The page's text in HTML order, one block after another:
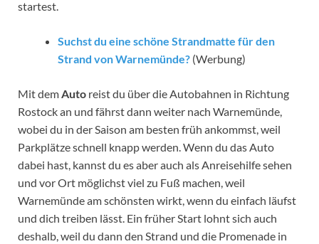
startest.
Suchst du eine schöne Strandmatte für den
Strand von Warnemünde? (Werbung)
Mit demAuto reist du über die Autobahnen in Richtung
Rostock an und fährst dann weiter nach Warnemünde,
wobei du in der Saison am besten früh ankommst, weil
Parkplätze schnell knapp werden. Wenn du das Auto
dabei hast, kannst du es aber auch als Anreisehilfe sehen
und vor Ort möglichst viel zu Fuß machen, weil
Warnemünde am schönsten wirkt, wenn du einfach läufst
und dich treiben lässt. Ein früher Start lohnt sich auch
deshalb, weil du dann den Strand und die Promenade in